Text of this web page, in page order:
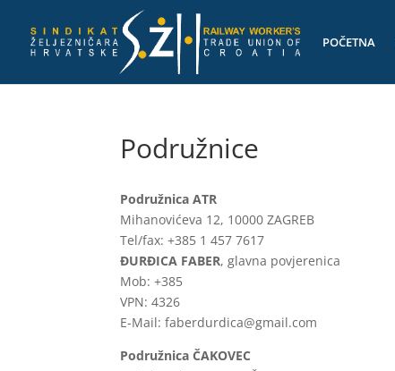
POČETNA
Podružnice
Podružnica ATR
Mihanovićeva 12, 10000 ZAGREB
Tel/fax: +385 1 457 7617
ĐURĐICA FABER, glavna povjerenica
Mob: +385
VPN: 4326
E-Mail: faberdurdica@gmail.com
Podružnica ČAKOVEC